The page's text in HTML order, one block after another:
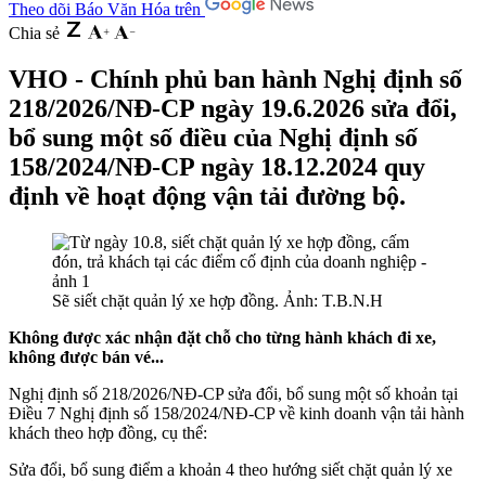
Theo dõi Báo Văn Hóa trên
Chia sẻ
VHO - Chính phủ ban hành Nghị định số
218/2026/NĐ-CP ngày 19.6.2026 sửa đổi,
bổ sung một số điều của Nghị định số
158/2024/NĐ-CP ngày 18.12.2024 quy
định về hoạt động vận tải đường bộ.
Sẽ siết chặt quản lý xe hợp đồng. Ảnh: T.B.N.H
Không được xác nhận đặt chỗ cho từng hành khách đi xe,
không được bán vé...
Nghị định số 218/2026/NĐ-CP sửa đổi, bổ sung một số khoản tại
Điều 7 Nghị định số 158/2024/NĐ-CP về kinh doanh vận tải hành
khách theo hợp đồng, cụ thể:
Sửa đổi, bổ sung điểm a khoản 4 theo hướng siết chặt quản lý xe